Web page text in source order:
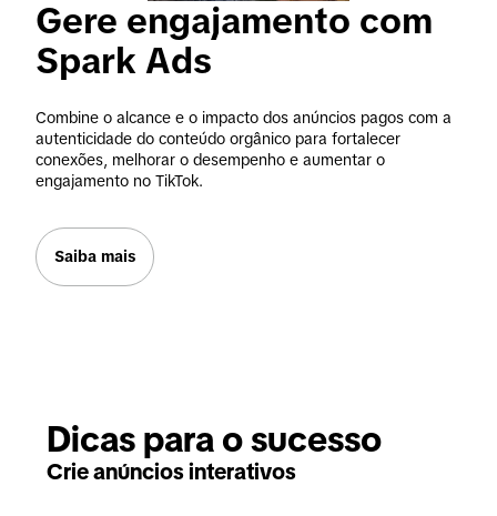
Gere engajamento com
Spark Ads
Combine o alcance e o impacto dos anúncios pagos com a
autenticidade do conteúdo orgânico para fortalecer
conexões, melhorar o desempenho e aumentar o
engajamento no TikTok.
Saiba mais
Dicas para o sucesso
Crie anúncios interativos